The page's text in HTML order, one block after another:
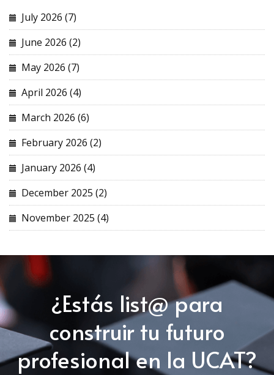
July 2026 (7)
June 2026 (2)
May 2026 (7)
April 2026 (4)
March 2026 (6)
February 2026 (2)
January 2026 (4)
December 2025 (2)
November 2025 (4)
¿Estás list@ para
construir tu futuro
profesional en la UCAT?